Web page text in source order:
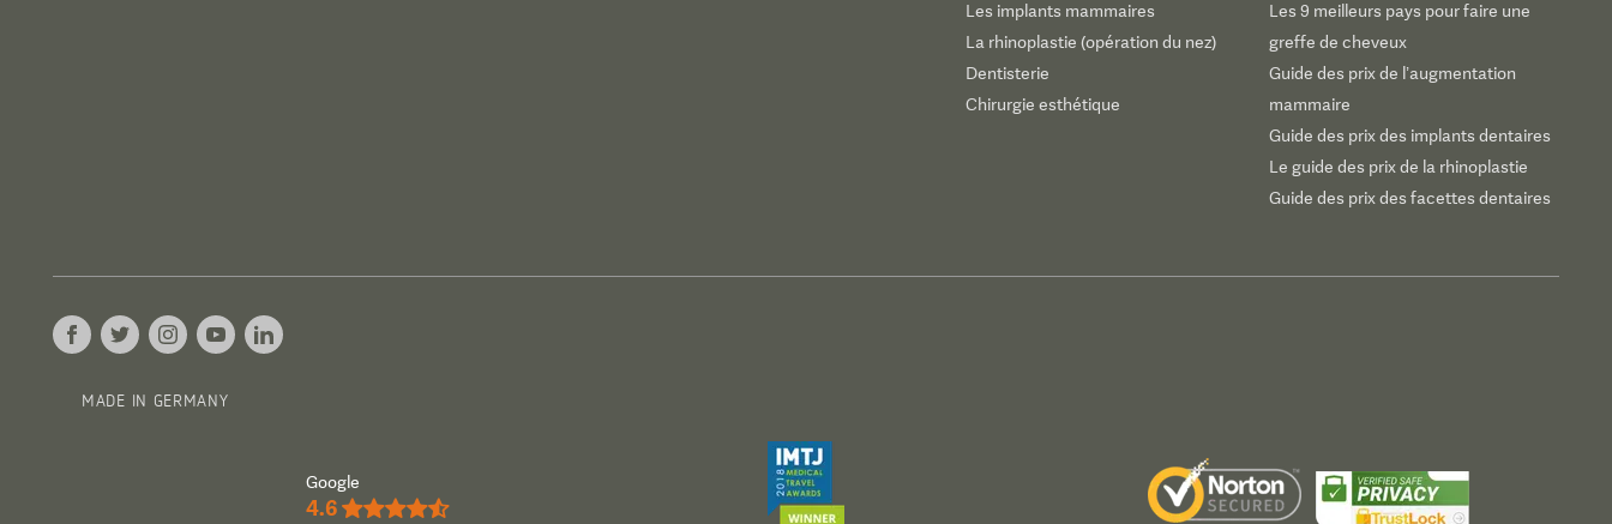
Les implants mammaires
La rhinoplastie (opération du nez)
Dentisterie
Chirurgie esthétique
Les 9 meilleurs pays pour faire une
greffe de cheveux
Guide des prix de l’augmentation
mammaire
Guide des prix des implants dentaires
Le guide des prix de la rhinoplastie
Guide des prix des facettes dentaires
MADE IN GERMANY
Google
4.6 ★★★★½